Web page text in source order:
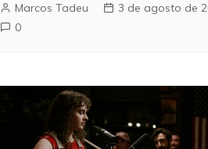
Marcos Tadeu
3 de agosto de
0